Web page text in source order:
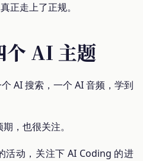
正走上了正规。
个 AI 主题
AI 搜索，一个 AI 音频，学到
，也很关注。
活动，关注下 AI Coding 的进